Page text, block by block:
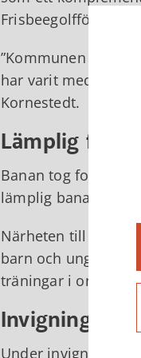
Frisbeegolfförening
Kommunen röjde
har varit med och
Kornestedt.
Lämplig för
Banan tog form
lämplig bana för
Närheten till skola,
barn och
träningar i området
Invigningstal
Under